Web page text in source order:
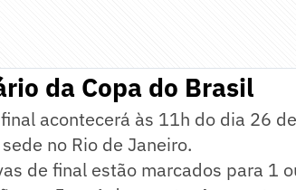
da Copa do Brasil
acontecerá às 11h do dia 26
no Rio de Janeiro.
de final estão marcados para 1